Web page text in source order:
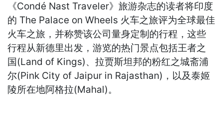
《Condé Nast Traveler》旅游杂志的读者将印度
的 The Palace on Wheels 火车之旅评为全球最佳
火车之旅，并称赞该公司量身定制的行程，这些
行程从新德里出发，游览的热门景点包括王者之
国(Land of Kings)、拉贾斯坦邦的粉红之城斋浦
尔(Pink City of Jaipur in Rajasthan)，以及泰姬
陵所在地阿格拉(Mahal)。